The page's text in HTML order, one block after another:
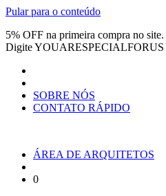
Pular para o conteúdo
5% OFF na primeira compra no site.
DigiteYOUARESPECIALFORUS
SOBRE NÓS
CONTATO RÁPIDO
ÁREA DE ARQUITETOS
0